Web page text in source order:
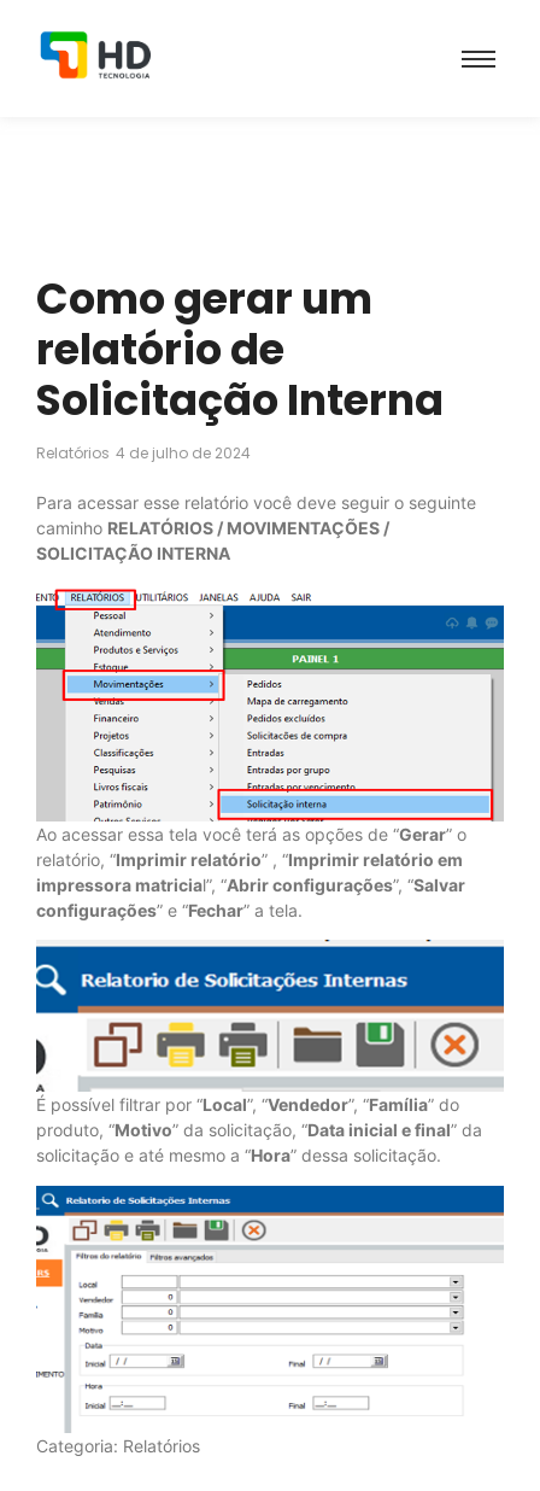
Como gerar um
relatório de
Solicitação Interna
Relatórios 4 de julho de 2024
Para acessar esse relatório você deve seguir o seguinte
caminho RELATÓRIOS / MOVIMENTAÇÕES /
SOLICITAÇÃO INTERNA
Ao acessar essa tela você terá as opções de “Gerar” o
relatório, “Imprimir relatório” , “Imprimir relatório em
impressora matricial”, “Abrir configurações”, “Salvar
configurações” e “Fechar” a tela.
É possível filtrar por “Local”, “Vendedor”, “Família” do
produto, “Motivo” da solicitação, “Data inicial e final” da
solicitação e até mesmo a “Hora” dessa solicitação.
Categoria: Relatórios